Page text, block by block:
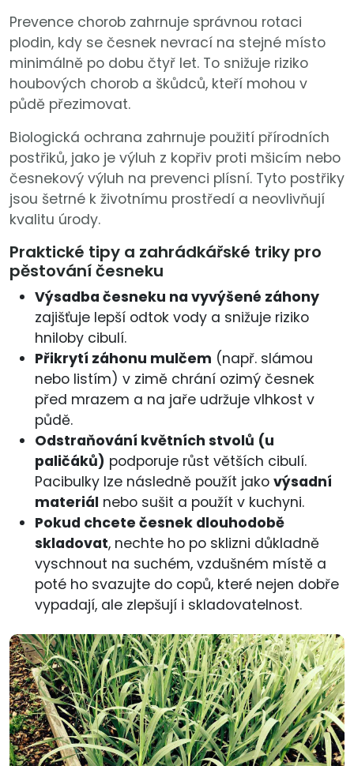
Prevence chorob zahrnuje správnou rotaci
plodin, kdy se česnek nevrací na stejné místo
minimálně po dobu čtyř let. To snižuje riziko
houbových chorob a škůdců, kteří mohou v
půdě přezimovat.
Biologická ochrana zahrnuje použití přírodních
postřiků, jako je výluh z kopřiv proti mšicím nebo
česnekový výluh na prevenci plísní. Tyto postřiky
jsou šetrné k životnímu prostředí a neovlivňují
kvalitu úrody.
Praktické tipy a zahrádkářské triky pro
pěstování česneku
Výsadba česneku na vyvýšené záhony
zajišťuje lepší odtok vody a snižuje riziko
hniloby cibulí.
Přikrytí záhonu mulčem (např. slámou
nebo listím) v zimě chrání ozimý česnek
před mrazem a na jaře udržuje vlhkost v
půdě.
Odstraňování květních stvolů (u
paličáků) podporuje růst větších cibulí.
Pacibulky lze následně použít jako výsadní
materiál nebo sušit a použít v kuchyni.
Pokud chcete česnek dlouhodobě
skladovat, nechte ho po sklizni důkladně
vyschnout na suchém, vzdušném místě a
poté ho svazujte do copů, které nejen dobře
vypadají, ale zlepšují i skladovatelnost.